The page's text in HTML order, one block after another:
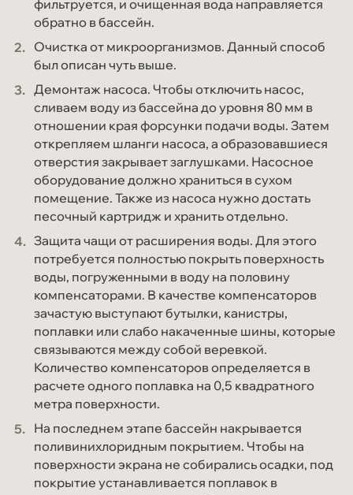
фильтруется, и очищенная вода направляется
обратно в бассейн.
Очистка от микроорганизмов. Данный способ
был описан чуть выше.
Демонтаж насоса. Чтобы отключить насос,
сливаем воду из бассейна до уровня 80 мм в
отношении края форсунки подачи воды. Затем
открепляем шланги насоса, а образовавшиеся
отверстия закрывает заглушками. Насосное
оборудование должно храниться в сухом
помещение. Также из насоса нужно достать
песочный картридж и хранить отдельно.
Защита чащи от расширения воды. Для этого
потребуется полностью покрыть поверхность
воды, погруженными в воду на половину
компенсаторами. В качестве компенсаторов
зачастую выступают бутылки, канистры,
поплавки или слабо накаченные шины, которые
связываются между собой веревкой.
Количество компенсаторов определяется в
расчете одного поплавка на 0,5 квадратного
метра поверхности.
На последнем этапе бассейн накрывается
поливинихлоридным покрытием. Чтобы на
поверхности экрана не собирались осадки, под
покрытие устанавливается поплавок в